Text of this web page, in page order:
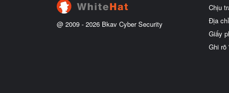
@ 2009 - 2026 Bkav Cyber Security
Chịu
Địa
Giấy
Ghi rõ